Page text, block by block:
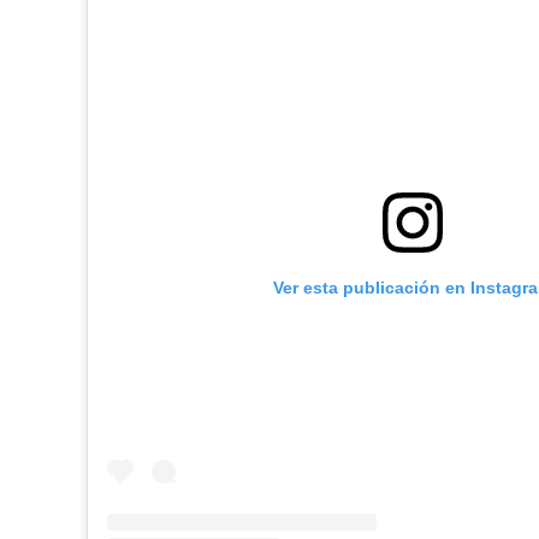
Ver esta publicación en